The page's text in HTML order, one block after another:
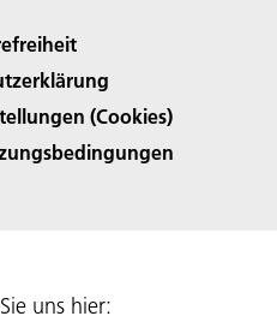
(Cookies)
uns hier: